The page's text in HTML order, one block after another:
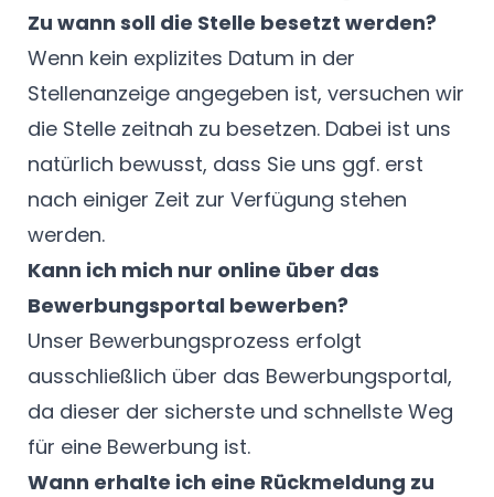
Zu wann soll die Stelle besetzt werden?
Wenn kein explizites Datum in der
Stellenanzeige angegeben ist, versuchen wir
die Stelle zeitnah zu besetzen. Dabei ist uns
natürlich bewusst, dass Sie uns ggf. erst
nach einiger Zeit zur Verfügung stehen
werden.
Kann ich mich nur online über das
Bewerbungsportal bewerben?
Unser Bewerbungsprozess erfolgt
ausschließlich über das Bewerbungsportal,
da dieser der sicherste und schnellste Weg
für eine Bewerbung ist.
Wann erhalte ich eine Rückmeldung zu